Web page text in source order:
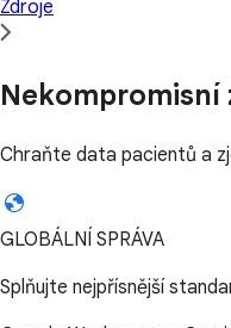
Zdroje
Nekompromisní
Chraňte data pacientů a
GLOBÁLNÍ SPRÁVA
Splňujte nejpřísnější